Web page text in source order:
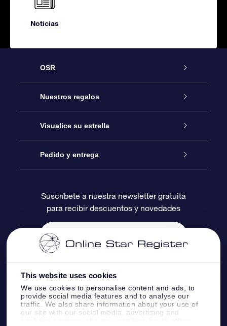
This website uses cookies
We use cookies to personalise content and ads, to
provide social media features and to analyse our
traffic. We also share information about your use of
our site with our social media, advertising and
Noticias
OSR
Atención
Contáctanos
Blog
Reseñas
Nuestros regalos
Regalo Estrella Online
Paquete de Regalo OSR
Tarjeta de Regalo OSR
Regalos empresariales
Visualice su estrella
Registro estelar
Página de Estrella Personalizada
Un Millón de Estrellas
Aplicación de RV Llévame a las estrellas
Pedido y entrega
Información de Pago
Información de Envío
Constelaciones
Suscríbete a nuestra newsletter gratuita
para recibir descuentos y novedades